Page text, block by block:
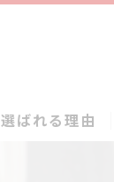
選ばれる理由